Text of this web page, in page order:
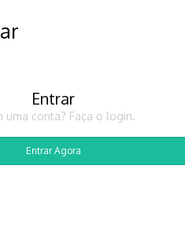
Entrar
uma conta? Faça o login.
Entrar Agora